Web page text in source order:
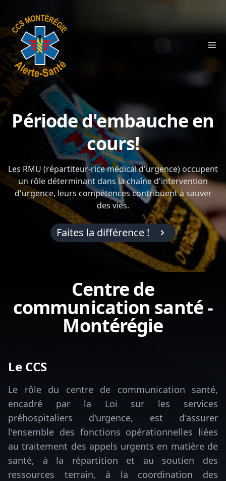
Organisation
Rôles
Carrière
Entreprises
Horaires
Nous-Joindre
Période d'embauche en
cours!
Les RMU (répartiteur-rice médical d'urgence) occupent
un rôle déterminant dans la chaîne d'intervention
d'urgence, leurs compétences contribuent à sauver
des vies.
Faites la différence !
Centre de
communication santé -
Montérégie
Le CCS
Le rôle du centre de communication santé,
encadré par la Loi sur les services
préhospitaliers d'urgence, est d'assurer
l'ensemble des fonctions opérationnelles liées
au traitement des appels urgents en matière de
santé, à la répartition et au soutien des
ressources terrain, à la coordination des